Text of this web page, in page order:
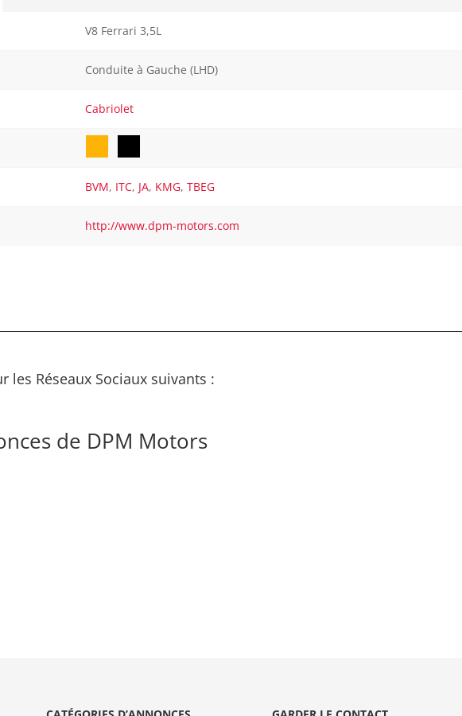
V8 Ferrari 3,5L
Conduite à Gauche (LHD)
Cabriolet
BVM, ITC, JA, KMG,TBEG
http://www.dpm-motors.com
les Réseaux Sociaux suivants :
de DPM Motors